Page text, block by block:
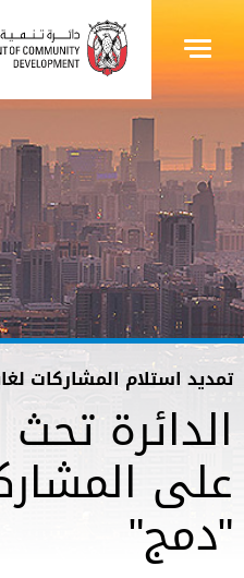
تمديد استلام المشاركات لغاية 13
الدائرة
على
"دمج"